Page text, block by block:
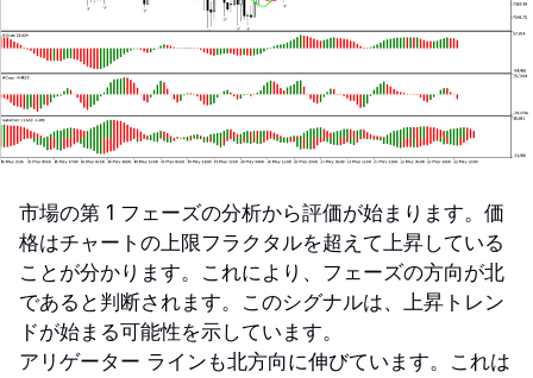
市場の第 1 フェーズの分析から評価が始まります。価
格はチャートの上限フラクタルを超えて上昇している
ことが分かります。これにより、フェーズの方向が北
であると判断されます。このシグナルは、上昇トレン
ドが始まる可能性を示しています。
アリゲーター ラインも北方向に伸びています。これは